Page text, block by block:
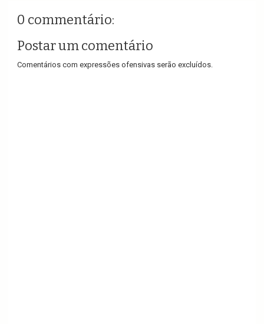
0 commentário:
Postar um comentário
Comentários com expressões ofensivas serão excluídos.